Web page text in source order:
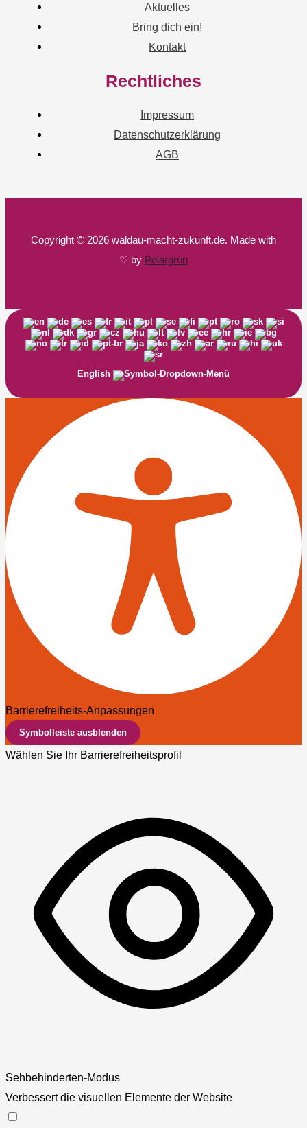
Aktuelles
Bring dich ein!
Kontakt
Rechtliches
Impressum
Datenschutzerklärung
AGB
Copyright © 2026 waldau-macht-zukunft.de. Made with
♡ by Polargrün
English
Barrierefreiheits-Anpassungen
Symbolleiste ausblenden
Wählen Sie Ihr Barrierefreiheitsprofil
Sehbehinderten-Modus
Verbessert die visuellen Elemente der Website